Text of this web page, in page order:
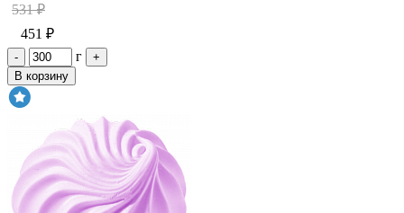
531 ₽
451 ₽
- г
+
В корзину